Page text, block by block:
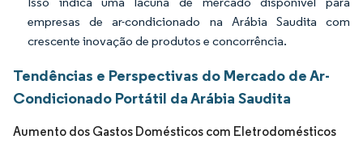
empresas de ar-condicionado na Arábia Saudita com
crescente inovação de produtos e concorrência.
Tendências e Perspectivas do Mercado de Ar-
Condicionado Portátil da Arábia Saudita
Aumento dos Gastos Domésticos com Eletrodomésticos